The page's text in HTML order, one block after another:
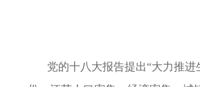
党的十八大报告提出“大力推进